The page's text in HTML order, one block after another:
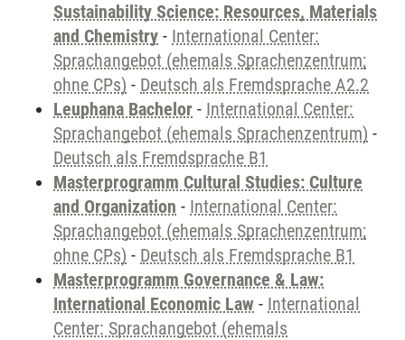
Sustainability Science: Resources, Materials
and Chemistry - International Center:
Sprachangebot (ehemals Sprachenzentrum;
ohne CPs) - Deutsch als Fremdsprache A2.2
Leuphana Bachelor - International Center:
Sprachangebot (ehemals Sprachenzentrum) -
Deutsch als Fremdsprache B1
Masterprogramm Cultural Studies: Culture
and Organization - International Center:
Sprachangebot (ehemals Sprachenzentrum;
ohne CPs) - Deutsch als Fremdsprache B1
Masterprogramm Governance & Law:
International Economic Law - International
Center: Sprachangebot (ehemals